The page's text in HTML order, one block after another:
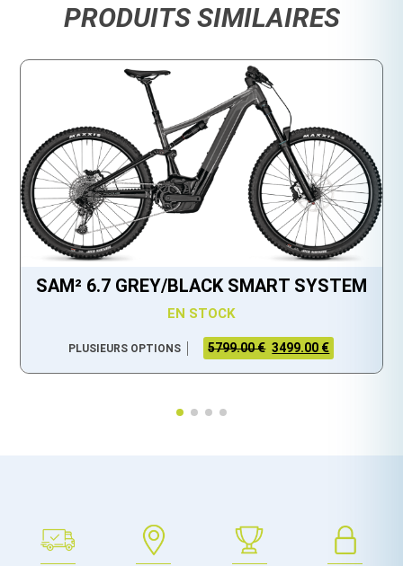
PRODUITS SIMILAIRES
SAM² 6.7 GREY/BLACK SMART SYSTEM
EN STOCK
PLUSIEURS OPTIONS 5799.00 € 3499.00 €